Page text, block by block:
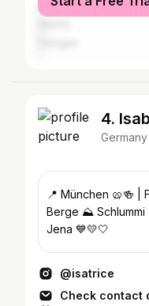
Hamburg
4.
Germany
📍 München 🥨🍻 |
Berge ⛰ Schlummi
Jena 💙💛🤍
@isatrice
Check contact